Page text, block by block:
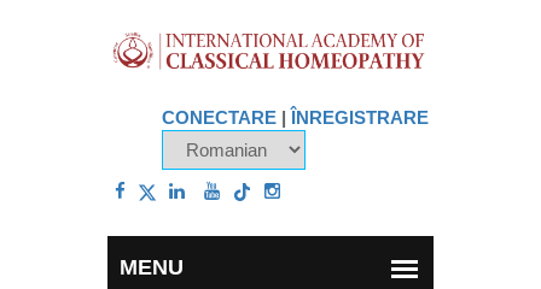
CONECTARE | ÎNREGISTRARE